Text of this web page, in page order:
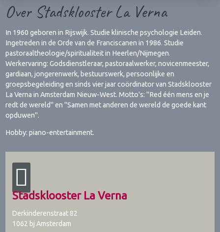
Over Stadsklooster La Verna
In 1960 geboren in Rijswijk. Studie klinische psychologie Leiden.
Ingetreden in de Orde van de Franciscanen in 1986. Studie
pastoraaltheologie/spiritualiteit in Heerlen/Nijmegen.
Werkervaring: Godsdienstleraar, pastoraalwerker, novicenmeester,
gardiaan, jongerenwerk, bestuurswerk, persoonlijke en
groepsbegeleiding en sinds vier jaar coördinator van Stadsklooster
La Verna in Amsterdam Nieuw-West. Motto's: "Red één mens en je
redt de wereld" en "Samen met anderen de wereld de goede kant
opduwen".
Hobby: piano-entertainment.
Stadsklooster La Verna
Derkinderenstraat 82
1062 bj Amsterdam